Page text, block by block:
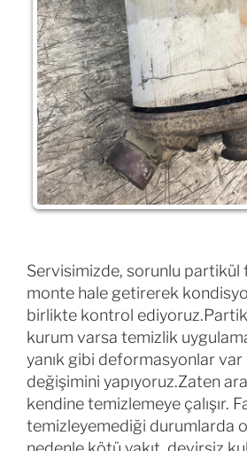
Servisimizde, sorunlu partikül
monte hale getirerek
birlikte kontrol
kurum varsa temizlik
yanık gibi deformasyonlar
değişimini yapıyoruz.Zaten
kendine temizlemeye çalışır.
temizleyemediği durumlarda